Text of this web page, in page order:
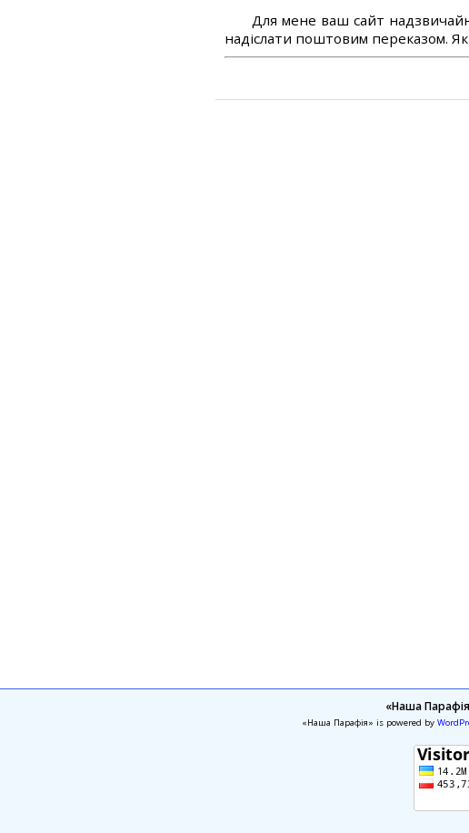
Для мене ваш сайт
надіслати поштовим переказом.
«Наша
«Наша Парафія» is powered by